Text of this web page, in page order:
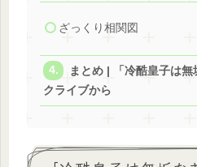
ざっくり相関図
まとめ | 「冷酷皇子は
クライブから